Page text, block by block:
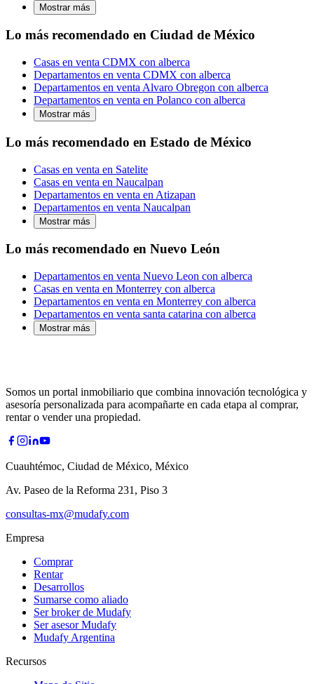
Mostrar más
Lo más recomendado en Ciudad de México
Casas en venta CDMX con alberca
Departamentos en venta CDMX con alberca
Departamentos en venta Alvaro Obregon con alberca
Departamentos en venta en Polanco con alberca
Mostrar más
Lo más recomendado en Estado de México
Casas en venta en Satelite
Casas en venta en Naucalpan
Departamentos en venta en Atizapan
Departamentos en venta Naucalpan
Mostrar más
Lo más recomendado en Nuevo León
Departamentos en venta Nuevo Leon con alberca
Casas en venta en Monterrey con alberca
Departamentos en venta en Monterrey con alberca
Departamentos en venta santa catarina con alberca
Mostrar más
Somos un portal inmobiliario que combina innovación tecnológica y
asesoría personalizada para acompañarte en cada etapa al comprar,
rentar o vender una propiedad.
Cuauhtémoc, Ciudad de México, México
Av. Paseo de la Reforma 231, Piso 3
consultas-mx@mudafy.com
Empresa
Comprar
Rentar
Desarrollos
Sumarse como aliado
Ser broker de Mudafy
Ser asesor Mudafy
Mudafy Argentina
Recursos